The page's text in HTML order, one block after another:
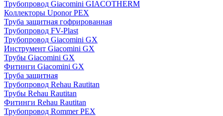
Трубопровод Giacomini GIACOTHERM
Коллекторы Uponor PEX
Труба защитная гофрированная
Трубопровод FV-Plast
Трубопровод Giacomini GX
Инструмент Giacomini GX
Трубы Giacomini GX
Фитинги Giacomini GX
Труба защитная
Трубопровод Rehau Rautitan
Трубы Rehau Rautitan
Фитинги Rehau Rautitan
Трубопровод Rommer PEX